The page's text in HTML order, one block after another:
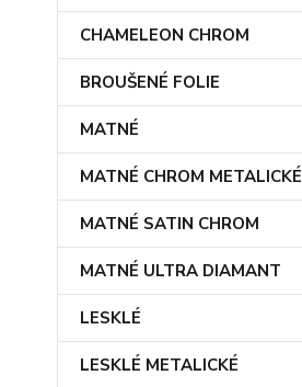
CHAMELEON CHROM
BROUŠENÉ FOLIE
MATNÉ
MATNÉ CHROM METALICKÉ
MATNÉ SATIN CHROM
MATNÉ ULTRA DIAMANT
LESKLÉ
LESKLÉ METALICKÉ